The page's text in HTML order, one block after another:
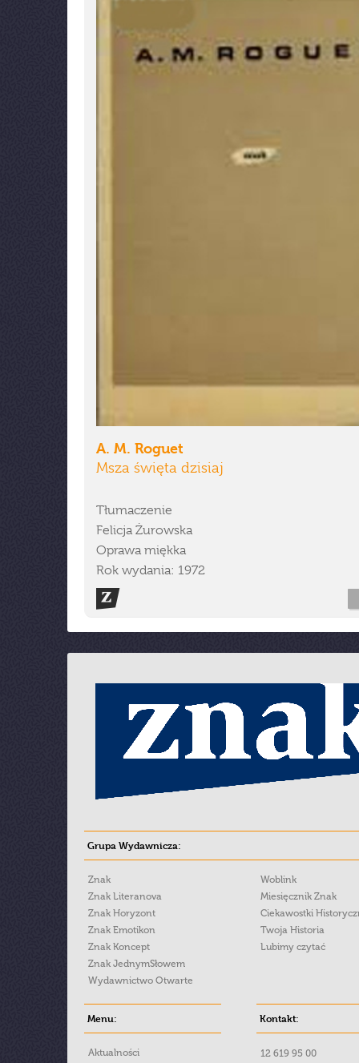
A. M. Roguet
Msza święta dzisiaj
Tłumaczenie
Felicja Żurowska
Oprawa miękka
Rok wydania: 1972
Grupa Wydawnicza:
Znak
Znak Literanova
Znak Horyzont
Znak Emotikon
Znak Koncept
Znak JednymSłowem
Wydawnictwo Otwarte
Woblink
Miesięcznik Znak
Ciekawostki
Twoja Historia
Lubimy czytać
Menu:
Aktualności
Kontakt:
12 619 95 00